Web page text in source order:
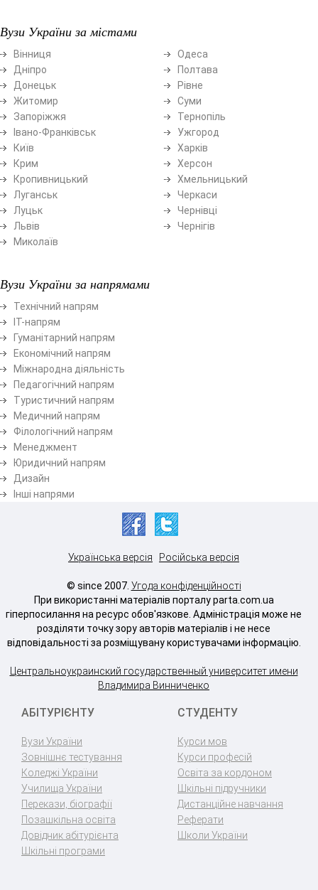
Вузи України за містами
Вінниця
Дніпро
Донецьк
Житомир
Запоріжжя
Івано-Франківськ
Київ
Крим
Кропивницький
Луганськ
Луцьк
Львів
Миколаїв
Одеса
Полтава
Рівне
Суми
Тернопіль
Ужгород
Харків
Херсон
Хмельницький
Черкаси
Чернівці
Чернігів
Вузи України за напрямами
Технічний напрям
ІТ-напрям
Гуманітарний напрям
Економічний напрям
Міжнародна діяльність
Педагогічний напрям
Туристичний напрям
Медичний напрям
Філологічний напрям
Менеджмент
Юридичний напрям
Дизайн
Інші напрями
Українська версія Російська версія
© since 2007. Угода конфіденційності
При використанні матеріалів порталу parta.com.ua
гіперпосилання на ресурс обов'язкове. Адміністрація може не
розділяти точку зору авторів матеріалів і не несе
відповідальності за розміщувану користувачами інформацію.
Центральноукраинский государственный университет имени
Владимира Винниченко
АБІТУРІЄНТУ
Вузи України
Зовнішнє тестування
Коледжі України
Училища України
Перекази, біографії
Позашкільна освіта
Довідник абітурієнта
Шкільні програми
СТУДЕНТУ
Курси мов
Курси професій
Освіта за кордоном
Шкільні підручники
Дистанційне навчання
Реферати
Школи України